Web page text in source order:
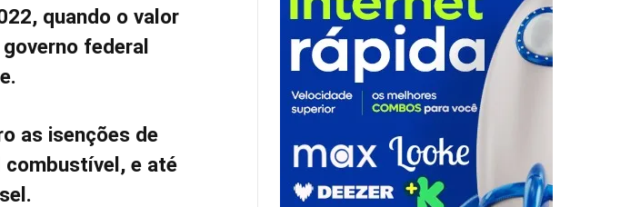
quando o valor
federal
as isenções de
combustível, e até